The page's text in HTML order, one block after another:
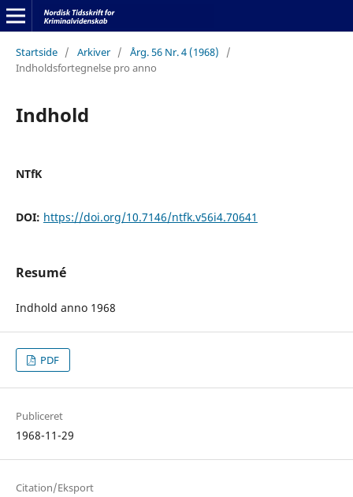
Startside / Arkiver / Årg. 56 Nr. 4 (1968)
/
Indholdsfortegnelse pro anno
Indhold
NTfK
DOI: https://doi.org/10.7146/ntfk.v56i4.70641
Resumé
Indhold anno 1968
PDF
Publiceret
1968-11-29
Citation/Eksport